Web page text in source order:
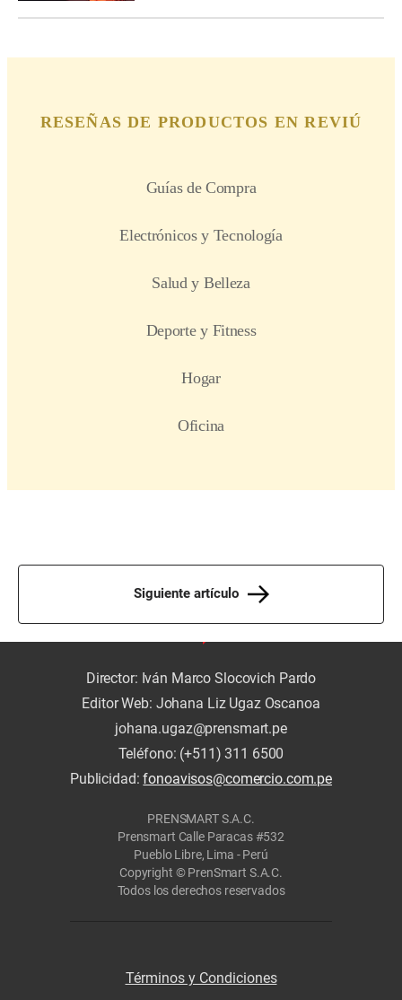
Siguiente artículo
Director: Iván Marco Slocovich Pardo
Editor Web: Johana Liz Ugaz Oscanoa
johana.ugaz@prensmart.pe
Teléfono: (+511) 311 6500
Publicidad:fonoavisos@comercio.com.pe
PRENSMART S.A.C.
Prensmart Calle Paracas #532
Pueblo Libre, Lima - Perú
Copyright © PrenSmart S.A.C.
Todos los derechos reservados
Términos y Condiciones